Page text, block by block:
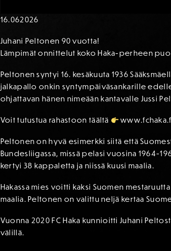
16.062026
Juhani Peltonen 90 vuotta!
Lämpimät onnittelut koko Haka-perheen
Peltonen syntyi 16. kesäkuuta 1936
jalkapallo onkin syntympäiväsankarille
ohjattavan hänen nimeään kantavalle Jussi
Voit tutustua rahastoon täältä
Peltonen on hyvä esimerkki siitä että
Bundesliigassa, missä pelasi vuosina 1964-
kertyi 38 kappaletta ja niissä kuusi maalia.
Hakassa mies voitti kaksi Suomen
maalia. Peltonen on valittu neljä kertaa
Vuonna 2020 FC Haka kunnioitti Juhani
välillä.